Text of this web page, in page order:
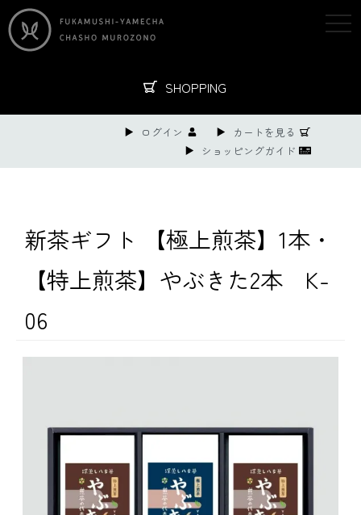
SHOPPING
ログイン
カートを見る
ショッピングガイド
新茶ギフト 【極上煎茶】1本・
【特上煎茶】やぶきた2本 K-
06